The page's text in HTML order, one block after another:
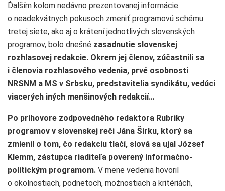
Ďalším kolom nedávno prezentovanej informácie
o neadekvátnych pokusoch zmeniť programovú schému
tretej siete, ako aj o krátení jednotlivých slovenských
programov, bolo dnešné zasadnutie slovenskej
rozhlasovej redakcie. Okrem jej členov, zúčastnili sa
i členovia rozhlasového vedenia, prvé osobnosti
NRSNM a MS v Srbsku, predstavitelia syndikátu, vedúci
viacerých iných menšinových redakcií…
Po príhovore zodpovedného redaktora Rubriky
programov v slovenskej reči Jána Širku, ktorý sa
zmienil o tom, čo redakciu tlačí, slová sa ujal József
Klemm, zástupca riaditeľa poverený informačno-
politickým programom. V mene vedenia hovoril
o okolnostiach, podnetoch, možnostiach a kritériách,